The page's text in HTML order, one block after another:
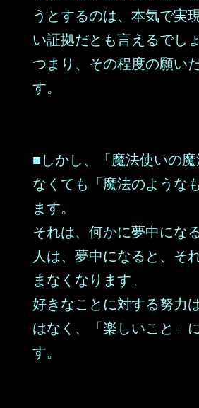
うとするのは、本気で実
い証拠だとも言えるでしょ
つまり、その程度の願い
す。
■しかし、「魔法使いの
なくても「魔法のような
ます。
それは、何かに夢中にな
人は、夢中になると、そ
まなくなります。
好きなことに対する努力
はなく、「楽しいこと」
す。